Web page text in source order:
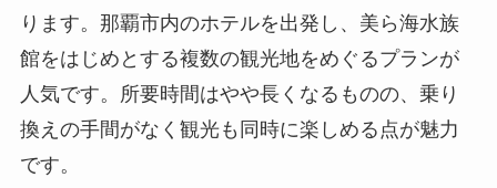
ります。那覇市内のホテルを出発し、美ら海水族
館をはじめとする複数の観光地をめぐるプランが
人気です。所要時間はやや長くなるものの、乗り
換えの手間がなく観光も同時に楽しめる点が魅力
です。